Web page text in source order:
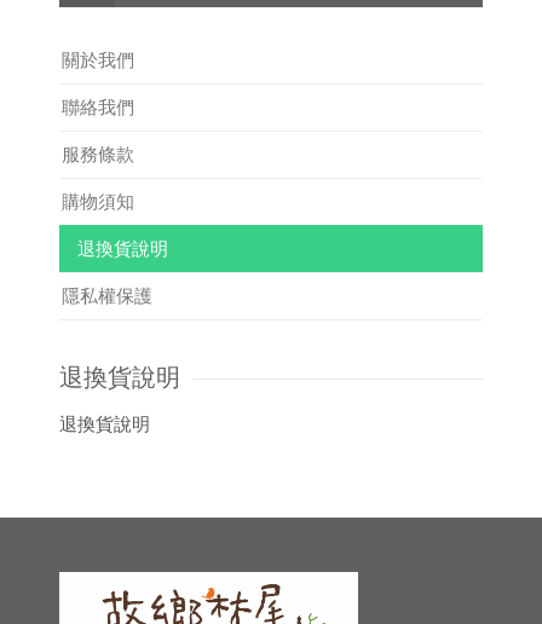
關於我們
聯絡我們
服務條款
購物須知
退換貨說明
隱私權保護
退換貨說明
退換貨說明